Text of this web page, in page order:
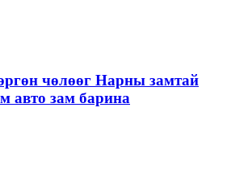
чөлөөг Нарны замтай
авто зам барина